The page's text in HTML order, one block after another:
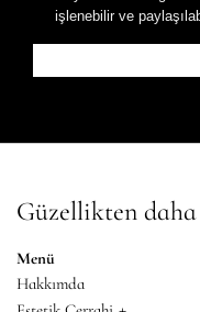
işlenebilir ve
Güzellikten daha
Menü
Hakkımda